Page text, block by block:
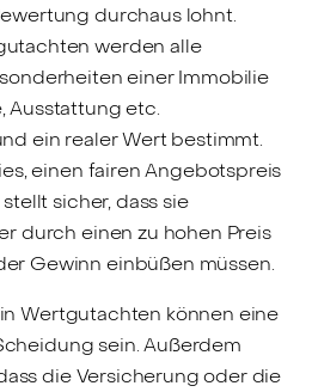
durchaus lohnt.
werden alle
einer Immobilie
Ausstattung etc.
ein realer Wert bestimmt.
einen fairen Angebotspreis
sicher, dass sie
durch einen zu hohen Preis
Gewinn einbüßen müssen.
Wertgutachten können eine
sein. Außerdem
die Versicherung oder die